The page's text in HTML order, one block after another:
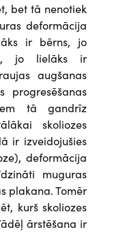
bet tā nenotiek
deformācija
ir bērns, jo
jo lielāks ir
augšanas
progresēšanas
tā gandrīz
skoliozes
ir izveidojušies
deformācija
muguras
plakana. Tomēr
kurš skoliozes
ārstēšana ir